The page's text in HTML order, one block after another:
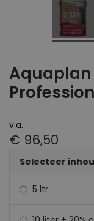
Aquaplan
v.a.
€ 96,50
Selecteer
5 ltr